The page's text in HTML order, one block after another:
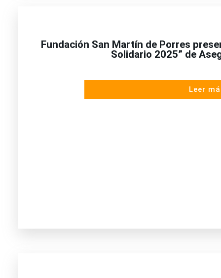
Fundación San Martín de Porres
Solidario 2025” de
Leer